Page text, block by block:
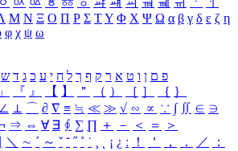
Μ Ν Ξ Ο Π Ρ Σ ΤΥ Φ Χ Ψ Ω α β γ δ ε ζ η
φ χ ψ ω
פ ם ן ו ט א ר ק ף ך ל ח י ע כ ג ד ש
」 『 』 【 】 ＂ （ ） ［ ］ ｛ ｝
∠ ⊥ ⌒ ∂ ∇ ≡ ≒ ≪ ≫ √ ∽ ∝ ∵ ∫ ∬ ∈ ∋
⇒ ⇔ ∀ ∃ ∮ ∑ ∏ ＋ － ＜ ＝
＞
＼ ∼ ´ ～ ˇ ˘ ˝ ˚ ˙ ¸ ¡ ¿ ː ！ ＇ ， ． ／
：